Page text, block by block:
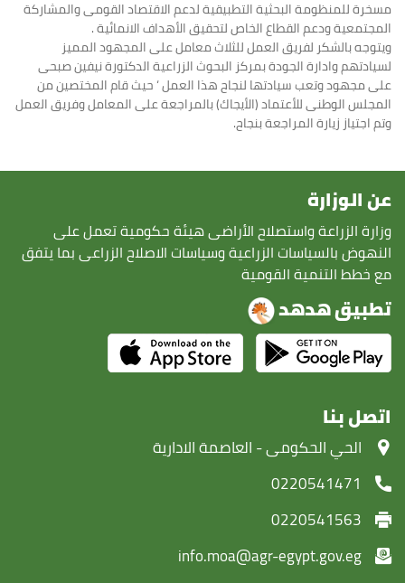
مسخرة للمنظومة البحثية التطبيقية لدعم الاقتصاد القومى والمشاركة
المجتمعية ودعم القطاع الخاص لتحقيق الأهداف الانمائية .
ويتوجه بالشكر لفريق العمل للثلاث معامل على المجهود المميز
لسيادتهم وادارة الجودة بمركز البحوث الزراعية الدكتورة نيفين صبحى
على مجهود وتعب سيادتها لنجاح هذا العمل ‘ حيث قام المختصين من
المجلس الوطنى للأعتماد (الأيجاك) بالمراجعة على المعامل وفريق العمل
وتم اجتياز زيارة المراجعة بنجاح.
عن الوزارة
وزارة الزراعة واستصلاح الأراضى هيئة حكومية تعمل على
النهوض بالسياسات الزراعية وسياسات الاصلاح الزراعى بما يتفق
مع خطط التنمية القومية
تطبيق هدهد
اتصل بنا
‏الحي الحكومى - العاصمة الادارية
0220541471
0220541563
info.moa@agr-egypt.gov.eg